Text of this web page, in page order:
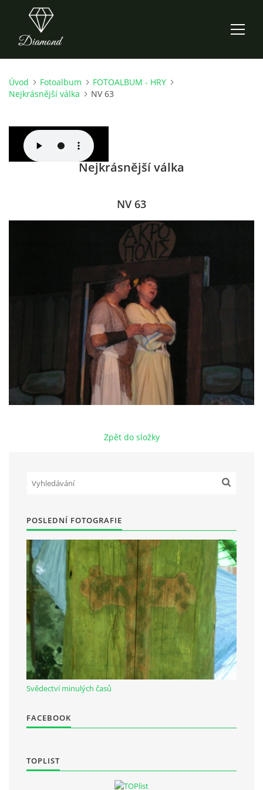
ÚVOD
O NÁS
HRY OD ROKU 1973
VIDEOZÁZNAMY Z HER
FOTOALBUM
ČLENOVÉ - SOUČASNOST
Občanská vzdělávací jednota "Komenský" v Choceradech z.s.
Chocerady 4
257 24 Chocerady
IČ: 498 28 614
Kontaktní osoba:
Mgr. Miroslava Cinkeisová
723 967 851
© 2026 eStránky.cz |RSS
Úvod Fotoalbum
FOTOALBUM - HRY
Nejkrásnější válka
NV 63
Nejkrásnější válka
NV 63
Zpět do složky
POSLEDNÍ FOTOGRAFIE
Svědectví minulých časů
FACEBOOK
TOPLIST